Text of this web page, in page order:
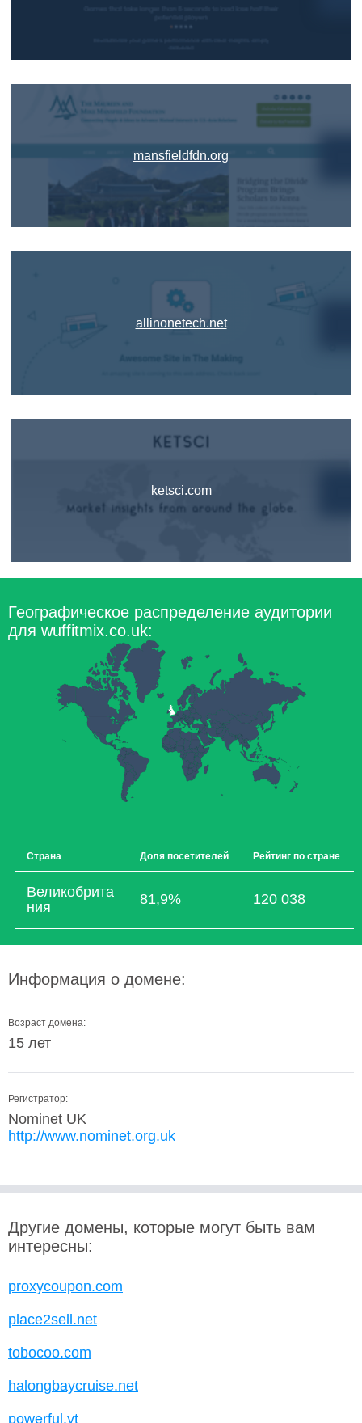
mansfieldfdn.org
allinonetech.net
ketsci.com
Географическое распределение аудитории
для wuffitmix.co.uk:
Страна Доля посетителей Рейтинг по стране
Великобрита
ния
81,9% 120 038
Информация о домене:
Возраст домена:
15 лет
Регистратор:
Nominet UK
http://www.nominet.org.uk
Другие домены, которые могут быть вам
интересны:
proxycoupon.com
place2sell.net
tobocoo.com
halongbaycruise.net
powerful.yt